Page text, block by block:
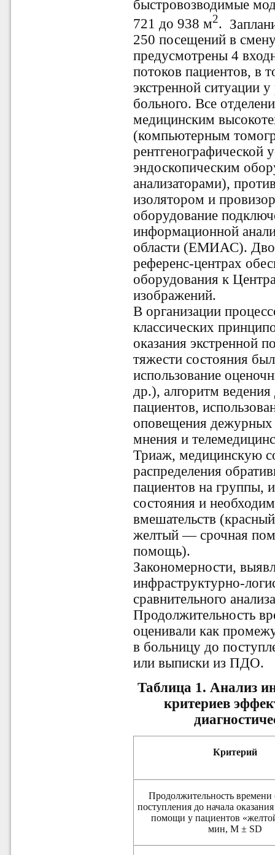
быстровозводимые
721 до 938 м2.
250 посещений в
предусмотрены 4
потоков пациентов, в
экстренной ситуации
больного. Все
медицинским
(компьютерным
рентгенографической
эндоскопическим
анализаторами),
изолятором и
оборудование
информационной
области (ЕМИАС).
референс-центрах
оборудования к
изображений.
В организации
классических
оказания экстренной
тяжести состояния
использование
др.), алгоритм
пациентов,
оповещения дежурных
мнения и
Триаж, медицинскую
распределения
пациентов на группы,
состояния и
вмешательств
желтый — срочная
помощь).
Закономерности,
инфраструктурно-
сравнительного
Продолжительность
оценивали как
в больницу до
или выписки из ПДО.
Таблица 1. Анализ
критериев
Критерий
Продолжительность времени
поступления до начала
помощи у пациентов
мин, М ± SD